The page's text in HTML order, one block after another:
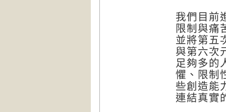
我們目前
限制與痛
並將第五
與第六次
足夠多的
懼、限制
些創造能
連結真實